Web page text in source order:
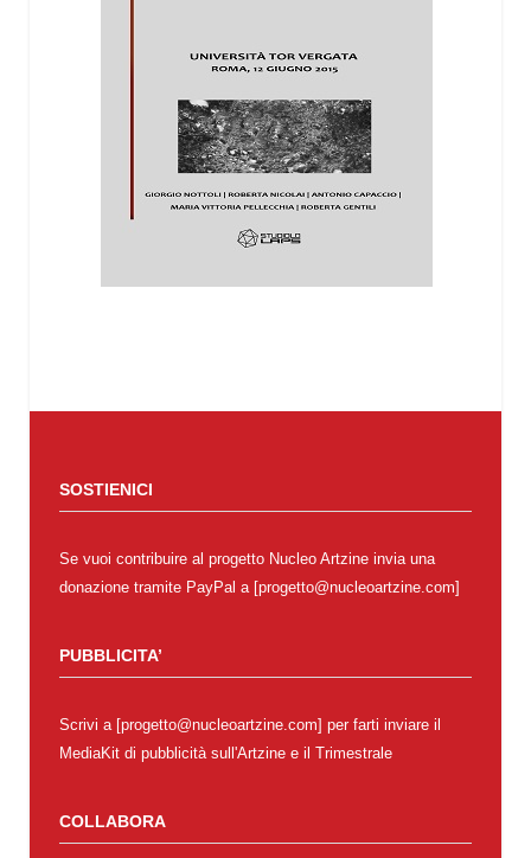
SOSTIENICI
Se vuoi contribuire al progetto Nucleo Artzine invia una
donazione tramite PayPal a [progetto@nucleoartzine.com]
PUBBLICITA’
Scrivi a [progetto@nucleoartzine.com] per farti inviare il
MediaKit di pubblicità sull'Artzine e il Trimestrale
COLLABORA